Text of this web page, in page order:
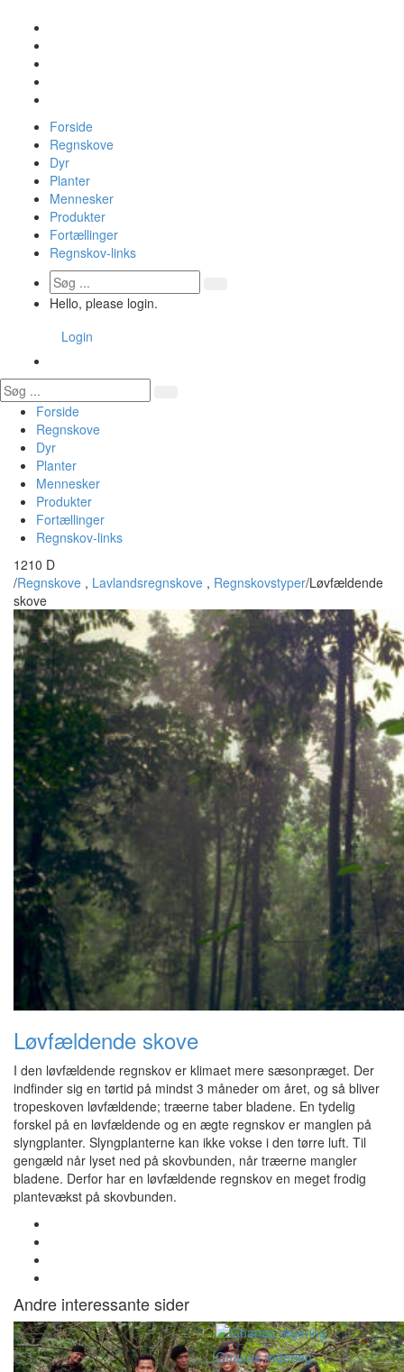
Forside
Regnskove
Dyr
Planter
Mennesker
Produkter
Fortællinger
Regnskov-links
Hello, please login.
Login
Forside
Regnskove
Dyr
Planter
Mennesker
Produkter
Fortællinger
Regnskov-links
1210 D
/Regnskove , Lavlandsregnskove , Regnskovstyper/Løvfældende
skove
Løvfældende skove
I den løvfældende regnskov er klimaet mere sæsonpræget. Der
indfinder sig en tørtid på mindst 3 måneder om året, og så bliver
tropeskoven løvfældende; træerne taber bladene. En tydelig
forskel på en løvfældende og en ægte regnskov er manglen på
slyngplanter. Slyngplanterne kan ikke vokse i den tørre luft. Til
gengæld når lyset ned på skovbunden, når træerne mangler
bladene. Derfor har en løvfældende regnskov en meget frodig
plantevækst på skovbunden.
Andre interessante sider
Ghanas regering